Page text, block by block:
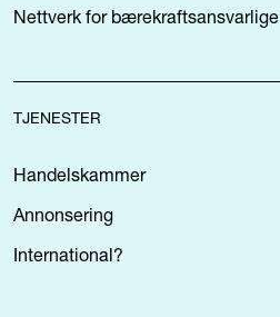
Nettverk for bærekraftsansvarlige
TJENESTER
Handelskammer
Annonsering
International?